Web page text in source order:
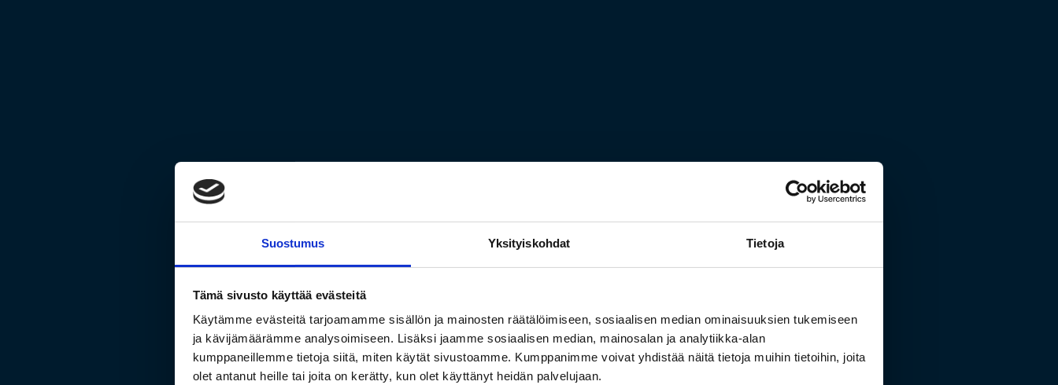
Suostumus Yksityiskohdat Tietoja
Tämä sivusto käyttää evästeitä
Käytämme evästeitä tarjoamamme sisällön ja mainosten räätälöimiseen, sosiaalisen median ominaisuuksien tukemiseen
ja kävijämäärämme analysoimiseen. Lisäksi jaamme sosiaalisen median, mainosalan ja analytiikka-alan
kumppaneillemme tietoja siitä, miten käytät sivustoamme. Kumppanimme voivat yhdistää näitä tietoja muihin tietoihin, joita
olet antanut heille tai joita on kerätty, kun olet käyttänyt heidän palvelujaan.
Harjoittelija, turvallisuus, Helsinki